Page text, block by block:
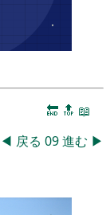
🔚 🔝 📖
◀ 戻る 09進む ▶